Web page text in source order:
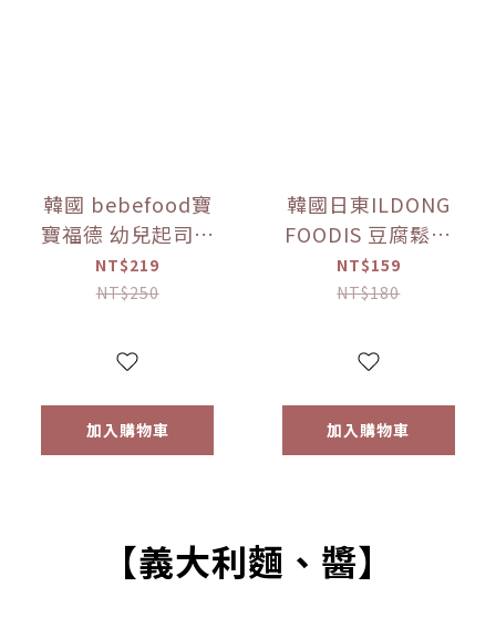
韓國 bebefood寶
寶福德 幼兒起司優
格豆豆 原味/蘋果
(16g) 【優惠限定】
NT$219
NT$250
加入購物車
韓國日東ILDONG
FOODIS 豆腐鬆餅
餅乾 香蕉/馬鈴薯
(64g) 【優惠限定】
NT$159
NT$180
加入購物車
【義大利麵、醬】